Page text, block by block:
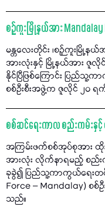
စဉ့်ကူးမြို့နယ်အား Mandalay
မန္တလေးတိုင်း ၊စဉ့်ကူးမြို့န
အားလုံးနှင့် မြို့နယ်အား ဇူ
နိုင်ပြီဖြစ်ကြောင်း ပြည်သူ့
စစ်ဦးစီးအဖွဲ့က ဇူလိုင် ၂၀
စစ်ဆင်ရေးကာလ စည်းကမ်းနှင့်
အကြမ်းဖက်စစ်အုပ်စုအား
အားလုံး လိုက်နာရမည့် စည်း
ခုခွဲ၍ ပြည်သူ့ကာကွယ်ရေးတပ်
Force – Mandalay)
သည်။